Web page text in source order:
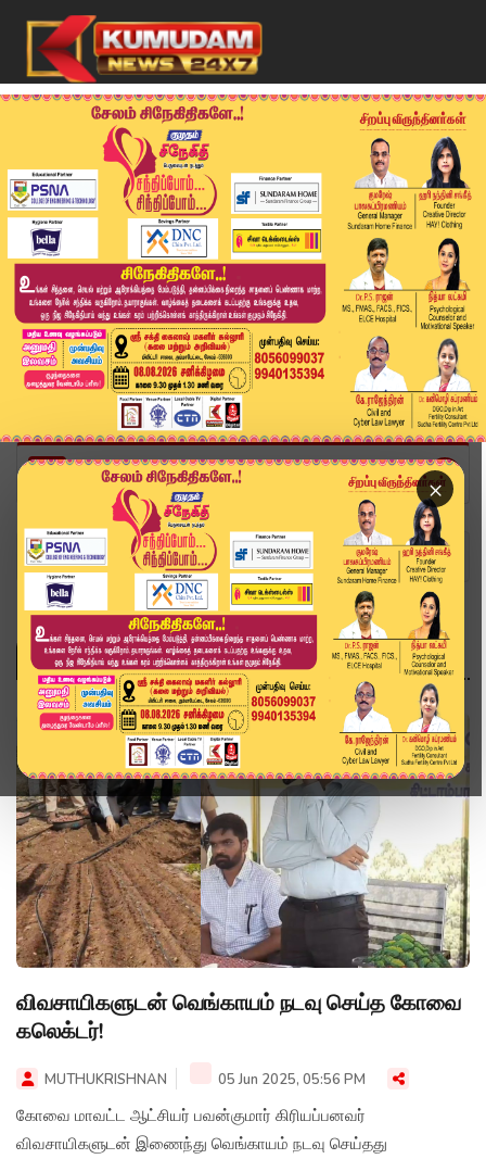
×
Home Topics
விவசாயிகளுடன் வெங்காயம் நடவு செய்த கோவை
கலெக்டர்!
MUTHUKRISHNAN 05 Jun 2025, 05:56 PM
கோவை மாவட்ட ஆட்சியர் பவன்குமார் கிரியப்பனவர்
விவசாயிகளுடன் இணைந்து வெங்காயம் நடவு செய்தது